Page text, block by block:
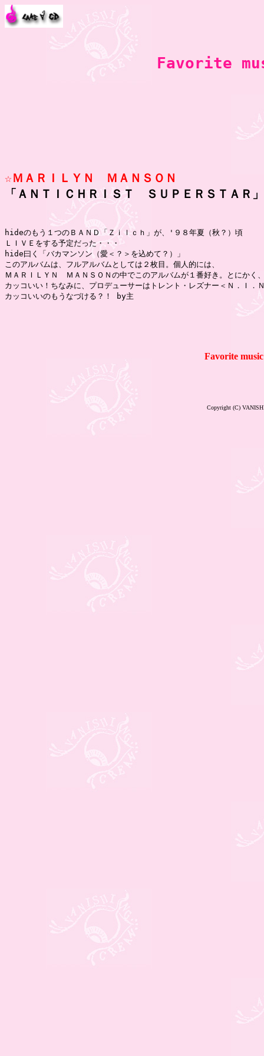
Favorite
☆ＭＡＲＩＬＹＮ　ＭＡＮＳＯＮ
「ＡＮＴＩＣＨＲＩＳＴ　ＳＵＰＥＲＳＴＡＲ」
hideのもう１つのＢＡＮＤ「Ｚｉｌｃｈ」が、'９８年夏（秋？）頃
ＬＩＶＥをする予定だった・・・
hide曰く「バカマンソン（愛＜？＞を込めて？）」
このアルバムは、フルアルバムとしては２枚目。個人的には、
ＭＡＲＩＬＹＮ　ＭＡＮＳＯＮの中でこのアルバムが１番好き。とにかく
カッコいい！ちなみに、プロデューサーはトレント・レズナー＜Ｎ．Ｉ．
Favorite
Copyright (C)